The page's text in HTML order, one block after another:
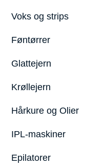
Voks og strips
Føntørrer
Glattejern
Krøllejern
Hårkure og Olier
IPL-maskiner
Epilatorer